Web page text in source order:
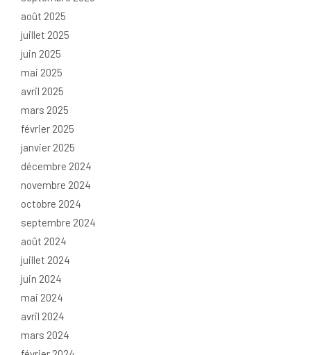
août 2025
juillet 2025
juin 2025
mai 2025
avril 2025
mars 2025
février 2025
janvier 2025
décembre 2024
novembre 2024
octobre 2024
septembre 2024
août 2024
juillet 2024
juin 2024
mai 2024
avril 2024
mars 2024